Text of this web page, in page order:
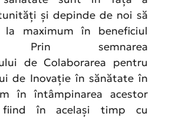
și depinde de noi să
maximum în beneficiul
Prin semnarea
de Colaborarea pentru
de Inovație în sănătate în
în întâmpinarea acestor
fiind în același timp cu